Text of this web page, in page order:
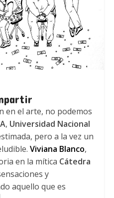
en el arte, no podemos
, Universidad Nacional
pero a la vez un
Viviana Blanco,
en la mítica Cátedra
y
aquello que es